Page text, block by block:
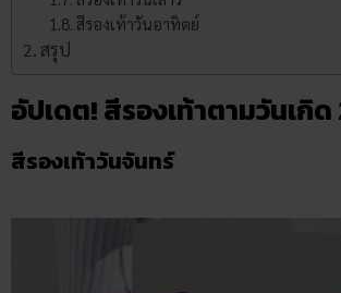
สีรองเท้าวันอาทิตย์
สรุป
อัปเดต! สีรองเท้าตามวันเกิด
สีรองเท้าวันจันทร์